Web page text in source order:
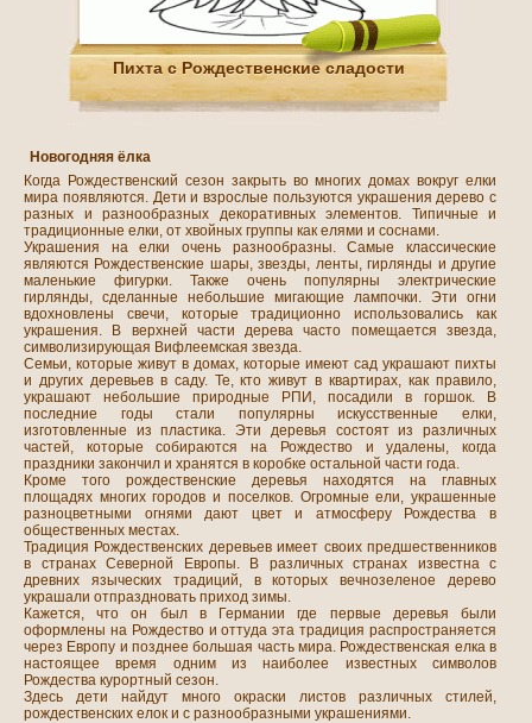
Пихта с Рождественские сладости
Новогодняя ёлка
Когда Рождественский сезон закрыть во многих домах вокруг елки
мира появляются. Дети и взрослые пользуются украшения дерево с
разных и разнообразных декоративных элементов. Типичные и
традиционные елки, от хвойных группы как елями и соснами.
Украшения на елки очень разнообразны. Самые классические
являются Рождественские шары, звезды, ленты, гирлянды и другие
маленькие фигурки. Также очень популярны электрические
гирлянды, сделанные небольшие мигающие лампочки. Эти огни
вдохновлены свечи, которые традиционно использовались как
украшения. В верхней части дерева часто помещается звезда,
символизирующая Вифлеемская звезда.
Семьи, которые живут в домах, которые имеют сад украшают пихты
и других деревьев в саду. Те, кто живут в квартирах, как правило,
украшают небольшие природные РПИ, посадили в горшок. В
последние годы стали популярны искусственные елки,
изготовленные из пластика. Эти деревья состоят из различных
частей, которые собираются на Рождество и удалены, когда
праздники закончил и хранятся в коробке остальной части года.
Кроме того рождественские деревья находятся на главных
площадях многих городов и поселков. Огромные ели, украшенные
разноцветными огнями дают цвет и атмосферу Рождества в
общественных местах.
Традиция Рождественских деревьев имеет своих предшественников
в странах Северной Европы. В различных странах известна с
древних языческих традиций, в которых вечнозеленое дерево
украшали отпраздновать приход зимы.
Кажется, что он был в Германии где первые деревья были
оформлены на Рождество и оттуда эта традиция распространяется
через Европу и позднее большая часть мира. Рождественская елка в
настоящее время одним из наиболее известных символов
Рождества курортный сезон.
Здесь дети найдут много окраски листов различных стилей,
рождественских елок и с разнообразными украшениями.